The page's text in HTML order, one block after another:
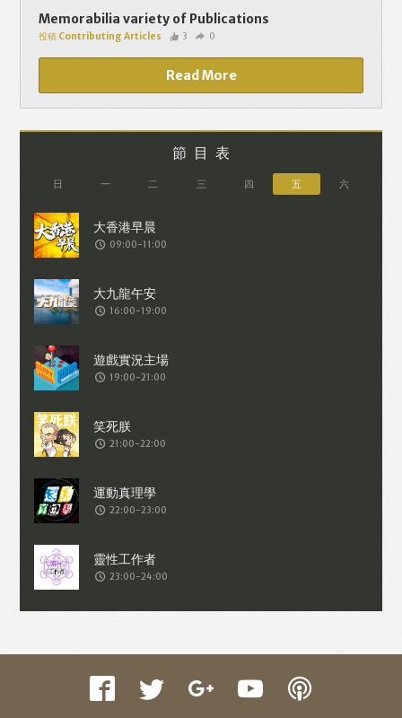
容許或屬法例規定，否則未經你事先同
意，你的個人資料不會作其他用途。如果
決定提供個人資料，即表示您同意我們將
該資料傳送並儲存。 熱血時報會根據用戶
廣告目標人士的標準），而發送目標廣
告。不會因為你與廣告作出互動或觀看一
個目標廣告而向廣告客戶提供任何用戶的
個人資料。 但如果你觀看或與該廣告作出
互動，則表示你同意廣告客戶有可能假設
你符合該廣告目標客戶群的標準。熱血時
報並會根據你在交易平台（如PAYPAL），
問答、爭執或與帳戶相關的物品或內
容）。
Memorabilia variety of Publications
投稿 Contributing Articles 3 0
Read More
節目表
日 一 二 三 四 五 六
09:00-11:00
16:00-19:00
19:00-21:00
21:00-22:00
22:00-23:00
23:00-24:00